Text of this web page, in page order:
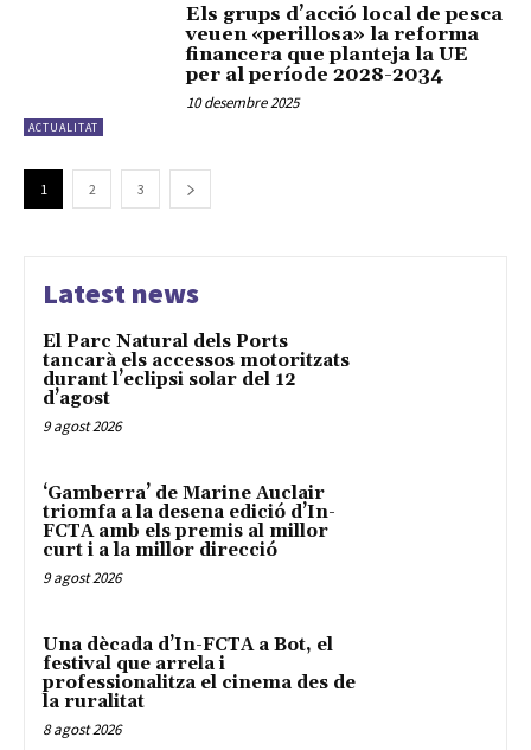
ACTUALITAT
Els grups d’acció local de pesca
veuen «perillosa» la reforma
financera que planteja la UE
per al període 2028-2034
10 desembre 2025
1 2 3
Latest news
El Parc Natural dels Ports
tancarà els accessos motoritzats
durant l’eclipsi solar del 12
d’agost
9 agost 2026
‘Gamberra’ de Marine Auclair
triomfa a la desena edició d’In-
FCTA amb els premis al millor
curt i a la millor direcció
9 agost 2026
Una dècada d’In-FCTA a Bot, el
festival que arrela i
professionalitza el cinema des de
la ruralitat
8 agost 2026